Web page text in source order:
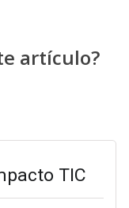
artículo?
TIC